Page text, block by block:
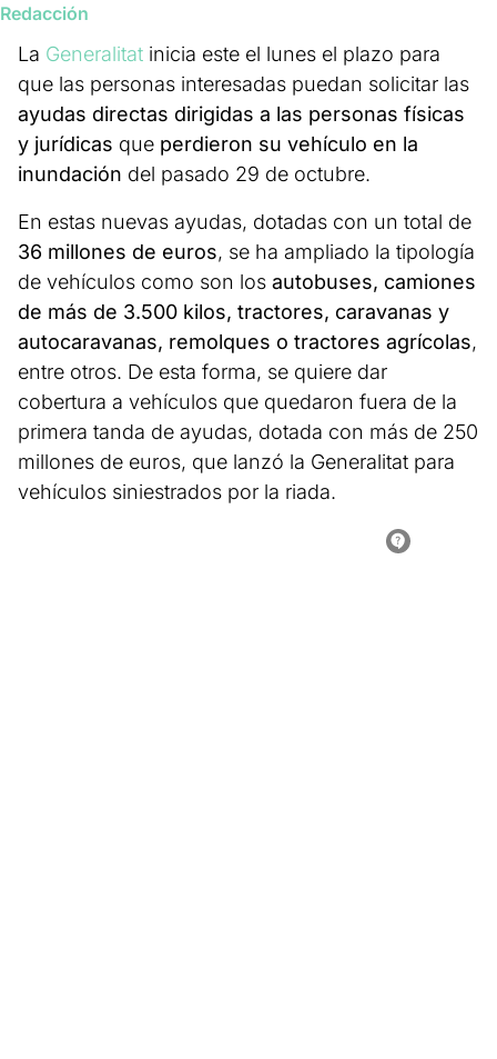
Redacción
La Generalitat inicia este el lunes el plazo para
que las personas interesadas puedan solicitar las
ayudas directas dirigidas a las personas físicas
y jurídicas que perdieron su vehículo en la
inundación del pasado 29 de octubre.
En estas nuevas ayudas, dotadas con un total de
36 millones de euros, se ha ampliado la tipología
de vehículos como son los autobuses, camiones
de más de 3.500 kilos, tractores, caravanas y
autocaravanas, remolques o tractores agrícolas,
entre otros. De esta forma, se quiere dar
cobertura a vehículos que quedaron fuera de la
primera tanda de ayudas, dotada con más de 250
millones de euros, que lanzó la Generalitat para
vehículos siniestrados por la riada.